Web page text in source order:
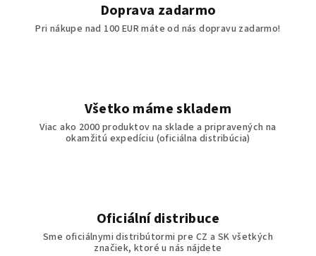
Doprava zadarmo
Pri nákupe nad 100 EUR máte od nás dopravu zadarmo!
Všetko máme skladem
Viac ako 2000 produktov na sklade a pripravených na
okamžitú expedíciu (oficiálna distribúcia)
Oficiální distribuce
Sme oficiálnymi distribútormi pre CZ a SK všetkých
značiek, ktoré u nás nájdete